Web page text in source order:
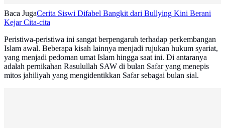
Baca JugaCerita Siswi Difabel Bangkit dari Bullying Kini Berani
Kejar Cita-cita
Peristiwa-peristiwa ini sangat berpengaruh terhadap perkembangan
Islam awal. Beberapa kisah lainnya menjadi rujukan hukum syariat,
yang menjadi pedoman umat Islam hingga saat ini. Di antaranya
adalah pernikahan Rasulullah SAW di bulan Safar yang menepis
mitos jahiliyah yang mengidentikkan Safar sebagai bulan sial.